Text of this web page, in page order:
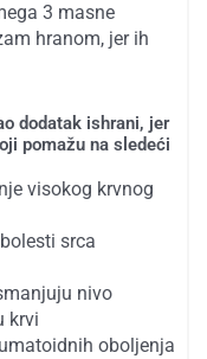
3 masne
hranom, jer ih
dodatak ishrani, jer
pomažu na sledeći
visokog krvnog
srca
nivo
krvi
oboljenja